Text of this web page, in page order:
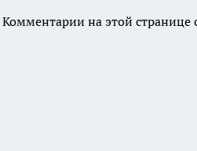
Комментарии на этой